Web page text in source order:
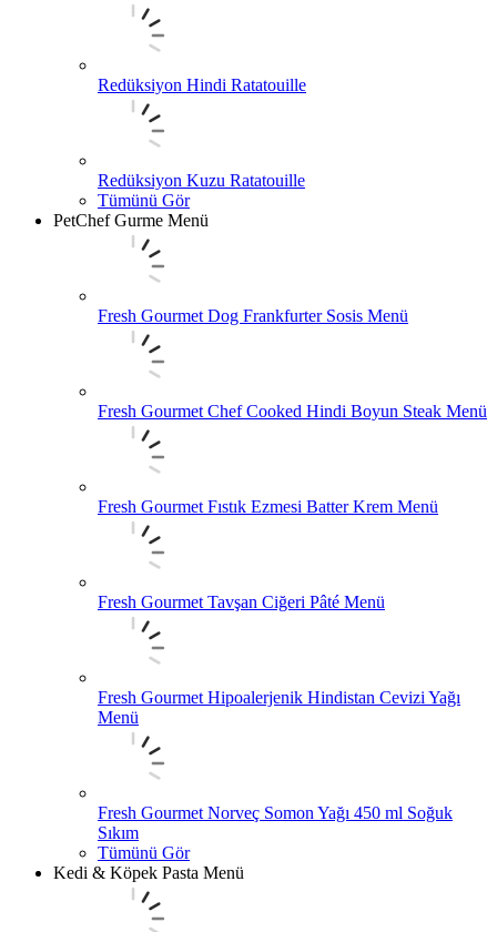
Redüksiyon Hindi Ratatouille
Redüksiyon Kuzu Ratatouille
Tümünü Gör
PetChef Gurme Menü
Fresh Gourmet Dog Frankfurter Sosis Menü
Fresh Gourmet Chef Cooked Hindi Boyun Steak Menü
Fresh Gourmet Fıstık Ezmesi Batter Krem Menü
Fresh Gourmet Tavşan Ciğeri Pâté Menü
Fresh Gourmet Hipoalerjenik Hindistan Cevizi Yağı
Menü
Fresh Gourmet Norveç Somon Yağı 450 ml Soğuk
Sıkım
Tümünü Gör
Kedi & Köpek Pasta Menü